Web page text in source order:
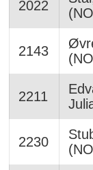
2022
2143
2211
2230